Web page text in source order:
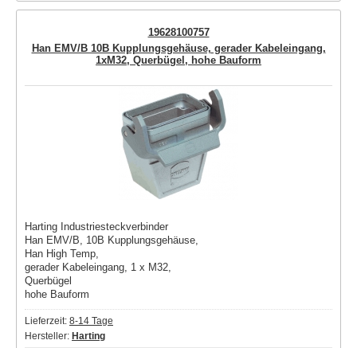
19628100757
Han EMV/B 10B Kupplungsgehäuse, gerader Kabeleingang,
1xM32, Querbügel, hohe Bauform
Harting Industriesteckverbinder
Han EMV/B, 10B Kupplungsgehäuse,
Han High Temp,
gerader Kabeleingang, 1 x M32,
Querbügel
hohe Bauform
Lieferzeit: 8-14 Tage
Hersteller: Harting